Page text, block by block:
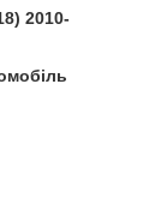
2010-